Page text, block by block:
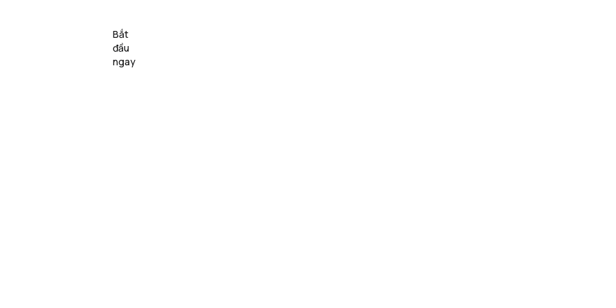
Bắt
đầu
ngay